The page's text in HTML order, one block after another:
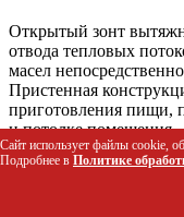
Открытый зонт
отвода тепловых
масел
Пристенная
приготовления пищи,
и потолке помещения.
Кому подойдет
Сайт использует файлы cookie,
Подробнее в Политике